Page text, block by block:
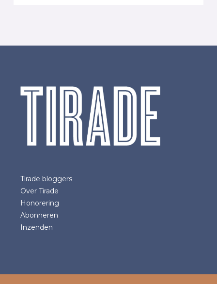
Tirade bloggers
Over Tirade
Honorering
Abonneren
Inzenden